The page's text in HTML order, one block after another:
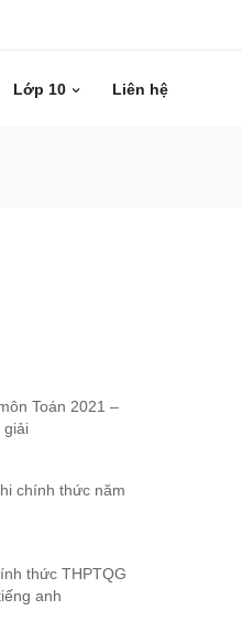
Lớp 10 Liên hệ
Toán 2021 –
giải
chính thức năm
thức THPTQG
anh